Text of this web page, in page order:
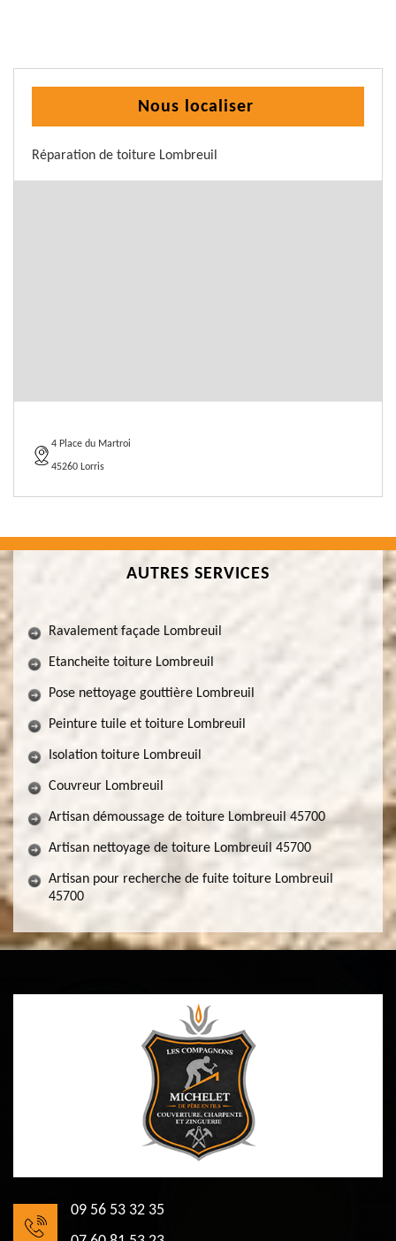
Nous localiser
Réparation de toiture Lombreuil
4 Place du Martroi
45260 Lorris
AUTRES SERVICES
Ravalement façade Lombreuil
Etancheite toiture Lombreuil
Pose nettoyage gouttière Lombreuil
Peinture tuile et toiture Lombreuil
Isolation toiture Lombreuil
Couvreur Lombreuil
Artisan démoussage de toiture Lombreuil 45700
Artisan nettoyage de toiture Lombreuil 45700
Artisan pour recherche de fuite toiture Lombreuil
45700
09 56 53 32 35